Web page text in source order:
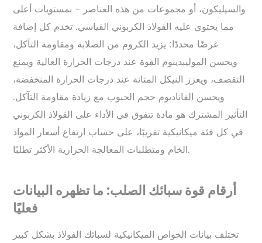
والسيليكون، أو مجموعات من هذه العناصر - بمستويات أعلى
مما يحتوي عليه الفولاذ الكربوني القياسي. تخدم كل إضافة
غرضًا محددًا: يزيد الكروم من الصلابة ومقاومة التآكل،
ويحسن الموليبدينوم القوة عند درجات الحرارة العالية ويمنع
التقصف، ويعزز النيكل المتانة عند درجات الحرارة المنخفضة،
ويحسن الفاناديوم حجم الحبوب مع زيادة مقاومة التآكل.
التأثير المشترك هو مادة تتفوق في الأداء على الفولاذ الكربوني
في كل فئة ميكانيكية تقريبًا، على حساب ارتفاع أسعار المواد
الخام ومتطلبات المعالجة الحرارية الأكثر تطلبًا.
أرقام قوة سبائك الصلب: ما تظهره البيانات
فعليًا
تختلف بيانات الخواص الميكانيكية لسبائك الفولاذ بشكل كبير